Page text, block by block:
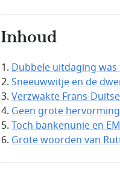
Inhoud
Dubbele uitdaging was
Sneeuwwitje en de
Verzwakte Frans-
Geen grote hervorming
Toch bankenunie en
Grote woorden van